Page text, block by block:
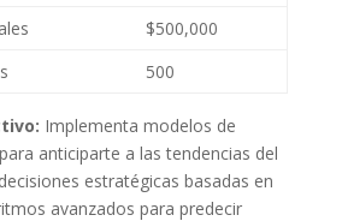
$500,000
500
Implementa modelos de
anticiparte a las tendencias del
estratégicas​ basadas en
avanzados⁤ para predecir